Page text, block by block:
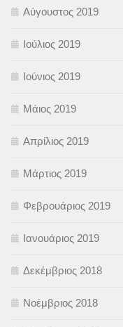
Αύγουστος 2019
Ιούλιος 2019
Ιούνιος 2019
Μάιος 2019
Απρίλιος 2019
Μάρτιος 2019
Φεβρουάριος 2019
Ιανουάριος 2019
Δεκέμβριος 2018
Νοέμβριος 2018